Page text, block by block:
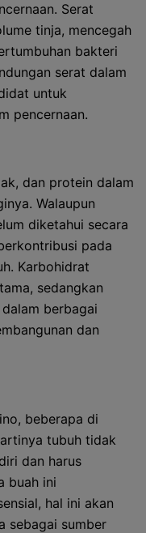
Serat
tinja, mencegah
bakteri
serat dalam
untuk
pencernaan.
dan protein dalam
Walaupun
diketahui secara
pada
Karbohidrat
sedangkan
berbagai
dan
beberapa di
tubuh tidak
dan harus
buah ini
hal ini akan
sebagai sumber